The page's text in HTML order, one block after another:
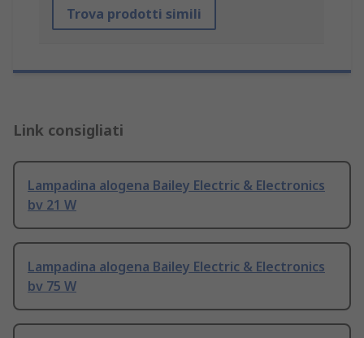
Trova prodotti simili
Link consigliati
Lampadina alogena Bailey Electric & Electronics
bv 21 W
Lampadina alogena Bailey Electric & Electronics
bv 75 W